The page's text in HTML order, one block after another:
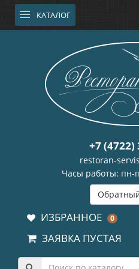
КАТАЛОГ
+7 (4722)
restoran-
Часы работы: пн-
ИЗБРАННОЕ 0
ЗАЯВКА ПУСТАЯ